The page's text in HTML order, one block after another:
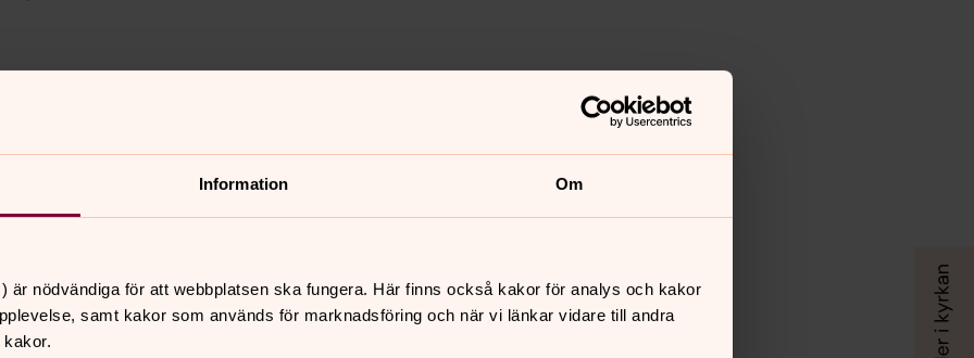
Information Om
är nödvändiga för att webbplatsen ska fungera. Här finns också kakor för analys och kakor
samt kakor som används för marknadsföring och när vi länkar vidare till andra
sjunger för och med er!